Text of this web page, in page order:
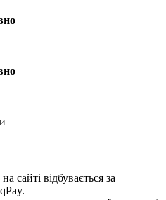
на сайті відбувається за